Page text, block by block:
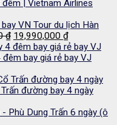
tại
2,350,000 ₫.
| Vietnam Airlines
₫.
Tour du lịch Hàn
₫ Giá
gốc
là:
19,990,000 ₫Giá
hiện
tại
19,990,000
bay giá rẻ bay VJ
₫.
đường bay 4 ngày